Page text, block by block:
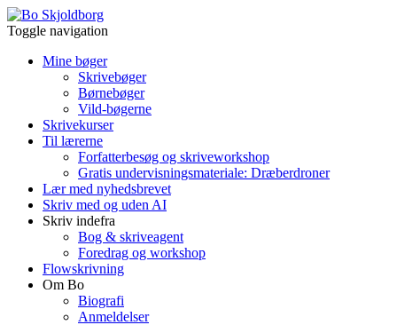
Toggle navigation
Mine bøger
Skrivebøger
Børnebøger
Vild-bøgerne
Skrivekurser
Til lærerne
Forfatterbesøg og skriveworkshop
Gratis undervisningsmateriale: Dræberdroner
Lær med nyhedsbrevet
Skriv med og uden AI
Skriv indefra
Bog & skriveagent
Foredrag og workshop
Flowskrivning
Om Bo
Biografi
Anmeldelser